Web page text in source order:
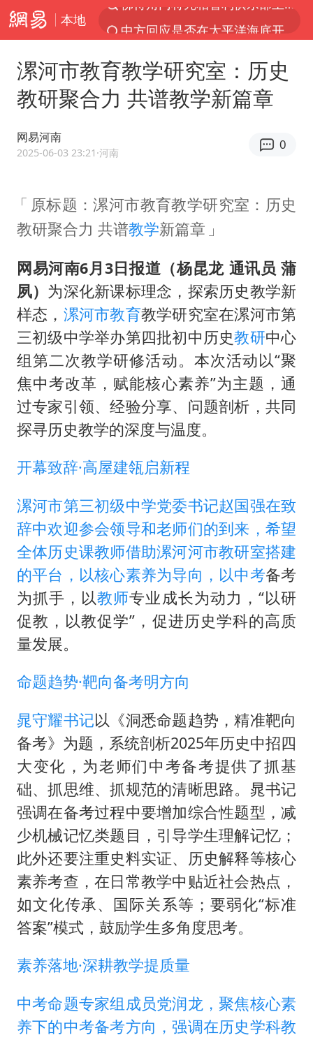
本地
看守所辅警收受10万获刑1年
CIA被曝已秘密设立古巴工作组
泰国一女公务员妆容引争议 本人回应
村民谈“梅姨”：叫的其实是“媒姨”
“深圳地面沉降致车辆损坏”不实
外交部发言人就广岛核爆81周年等答记者问
感觉全东北都在等7号
多地要求领导干部带头休假
80后女柜员逆袭成4200亿银行副行长
奋进开新局 实干挑大梁
漯河市教育教学研究室：历史
教研聚合力 共谱教学新篇章
网易河南
2025-06-03 23:21 ·河南
0
原标题：漯河市教育教学研究室：历史
教研聚合力 共谱教学新篇章
网易河南6月3日报道（杨昆龙 通讯员 蒲
夙） 为深化新课标理念，探索历史教学新
样态， 漯河市教育教学研究室在漯河市第
三初级中学举办第四批初中历史教研中心
组第二次教学研修活动。本次活动以“聚
焦中考改革，赋能核心素养”为主题，通
过专家引领、经验分享、问题剖析，共同
探寻历史教学的深度与温度。
开幕致辞·高屋建瓴启新程
漯河市第三初级中学党委书记赵国强在致
辞中欢迎参会领导和老师们的到来，希望
全体历史课教师借助漯河河市教研室搭建
的平台，以核心素养为导向，以中考备考
为抓手，以教师专业成长为动力，“以研
促教，以教促学”，促进历史学科的高质
量发展。
命题趋势·靶向备考明方向
晁守耀书记以《洞悉命题趋势，精准靶向
备考》为题，系统剖析2025年历史中招四
大变化，为老师们中考备考提供了抓基
础、抓思维、抓规范的清晰思路。晁书记
强调在备考过程中要增加综合性题型，减
少机械记忆类题目，引导学生理解记忆；
此外还要注重史料实证、历史解释等核心
素养考查，在日常教学中贴近社会热点，
如文化传承、国际关系等；要弱化“标准
答案”模式，鼓励学生多角度思考。
素养落地·深耕教学提质量
中考命题专家组成员党润龙，聚焦核心素
养下的中考备考方向，强调在历史学科教